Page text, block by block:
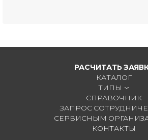
РАСЧИТАТЬ
КАТАЛОГ
ТИПЫ
СПРАВОЧНИК
ЗАПРОС
СЕРВИСНЫМ
КОНТАКТЫ